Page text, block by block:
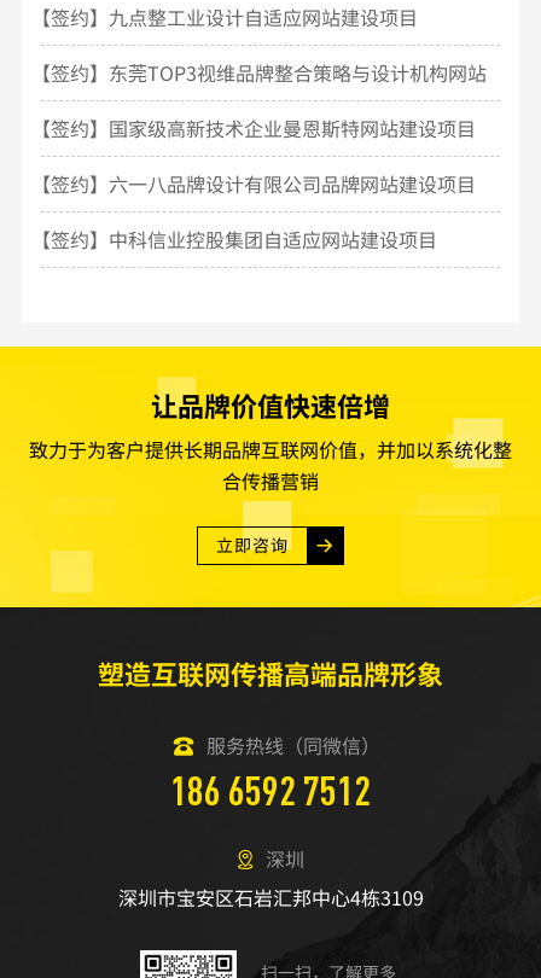
【签约】九点整工业设计自适应网站建设项目
【签约】东莞TOP3视维品牌整合策略与设计机构网站
建设
【签约】国家级高新技术企业曼恩斯特网站建设项目
【签约】六一八品牌设计有限公司品牌网站建设项目
【签约】中科信业控股集团自适应网站建设项目
让品牌价值快速倍增
致力于为客户提供长期品牌互联网价值，并加以系统化整
合传播营销
立即咨询
塑造互联网传播高端品牌形象
服务热线（同微信）
186 6592 7512
深圳
深圳市宝安区石岩汇邦中心4栋3109
扫一扫，了解更多